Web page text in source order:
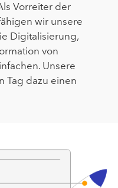
Vorreiter der
wir unsere
Digitalisierung,
von
Unsere
Tag dazu einen